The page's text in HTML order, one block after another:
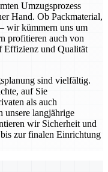
Umzugsprozess
Hand. Ob Packmaterial,
wir kümmern uns um
profitieren auch von
Effizienz und Qualität
sind vielfältig.
auf Sie
als auch
unsere langjährige
wir Sicherheit und
zur finalen Einrichtung